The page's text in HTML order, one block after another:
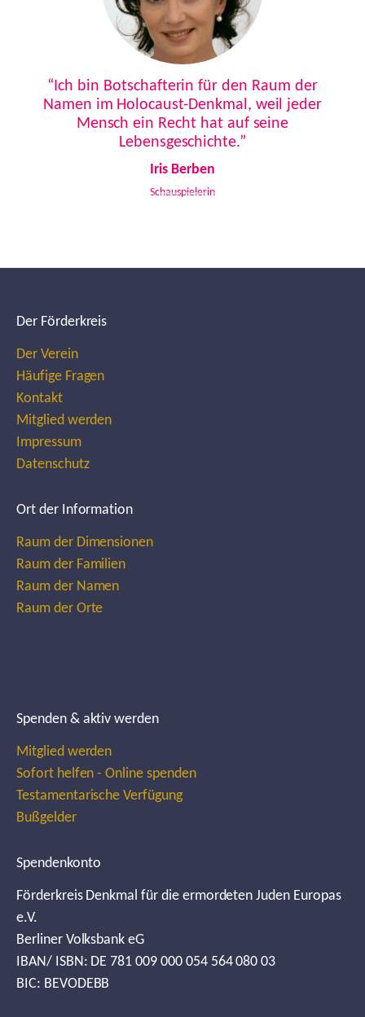
“Ich bin Botschafterin für den Raum der
Namen im Holocaust-Denkmal, weil jeder
Mensch ein Recht hat auf seine
Lebensgeschichte.”
Iris Berben
Schauspielerin
Der Förderkreis
Der Verein
Häufige Fragen
Kontakt
Mitglied werden
Impressum
Datenschutz
Ort der Information
Raum der Dimensionen
Raum der Familien
Raum der Namen
Raum der Orte
Spenden & aktiv werden
Mitglied werden
Sofort helfen - Online spenden
Testamentarische Verfügung
Bußgelder
Spendenkonto
Förderkreis Denkmal für die ermordeten Juden Europas
e.V.
Berliner Volksbank eG
IBAN/ ISBN: DE 781 009 000 054 564 080 03
BIC: BEVODEBB